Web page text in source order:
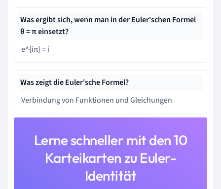
Was ergibt sich, wenn man in der Euler'schen Formel
θ = π einsetzt?
e^{iπ} = i
Was zeigt die Euler'sche Formel?
Verbindung von Funktionen und Gleichungen
Lerne schneller mit den 10
Karteikarten zu Euler-
Identität